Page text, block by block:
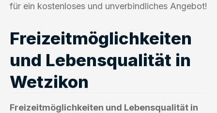
für ein kostenloses und unverbindliches Angebot!
Freizeitmöglichkeiten
und Lebensqualität in
Wetzikon
Freizeitmöglichkeiten und Lebensqualität in